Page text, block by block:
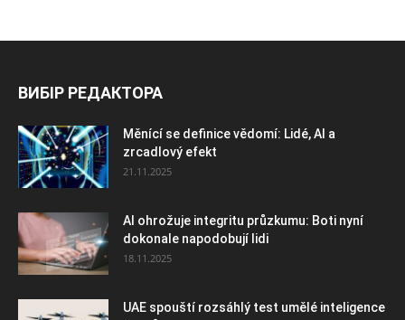
ВИБІР РЕДАКТОРА
Měnící se definice vědomí: Lidé, AI a
zrcadlový efekt
21.11.2025
AI ohrožuje integritu průzkumu: Boti nyní
dokonale napodobují lidi
18.11.2025
UAE spouští rozsáhlý test umělé inteligence